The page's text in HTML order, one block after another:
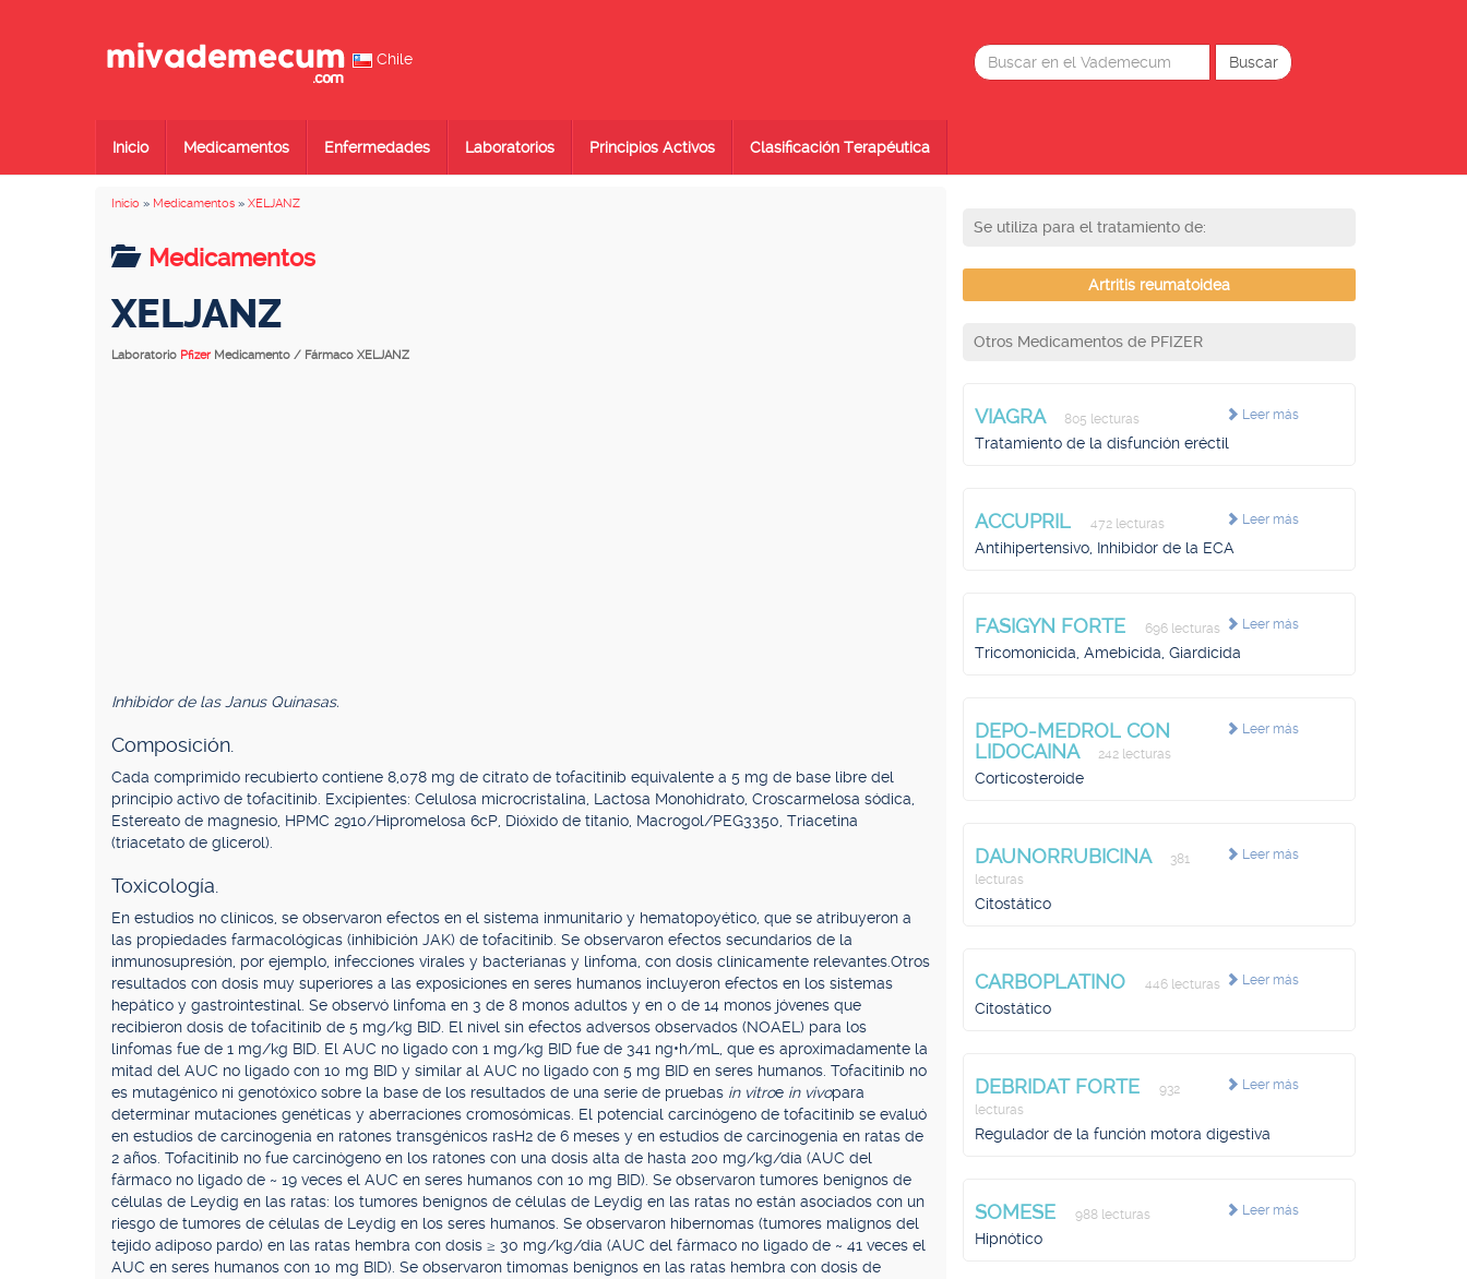
Chile
Inicio Medicamentos Enfermedades Laboratorios Principios Activos Clasificación Terapéutica
Inicio » Medicamentos » XELJANZ
Medicamentos
XELJANZ
Laboratorio Pfizer Medicamento / Fármaco XELJANZ
Inhibidor de las Janus Quinasas.
Composición.
Cada comprimido recubierto contiene 8,078 mg de citrato de tofacitinib equivalente a 5 mg de base libre del
principio activo de tofacitinib. Excipientes: Celulosa microcristalina, Lactosa Monohidrato, Croscarmelosa sódica,
Estereato de magnesio, HPMC 2910/Hipromelosa 6cP, Dióxido de titanio, Macrogol/PEG3350, Triacetina
(triacetato de glicerol).
Toxicología.
En estudios no clínicos, se observaron efectos en el sistema inmunitario y hematopoyético, que se atribuyeron a
las propiedades farmacológicas (inhibición JAK) de tofacitinib. Se observaron efectos secundarios de la
inmunosupresión, por ejemplo, infecciones virales y bacterianas y linfoma, con dosis clínicamente relevantes.Otros
resultados con dosis muy superiores a las exposiciones en seres humanos incluyeron efectos en los sistemas
hepático y gastrointestinal. Se observó linfoma en 3 de 8 monos adultos y en 0 de 14 monos jóvenes que
recibieron dosis de tofacitinib de 5 mg/kg BID. El nivel sin efectos adversos observados (NOAEL) para los
linfomas fue de 1 mg/kg BID. El AUC no ligado con 1 mg/kg BID fue de 341 ng•h/mL, que es aproximadamente la
mitad del AUC no ligado con 10 mg BID y similar al AUC no ligado con 5 mg BID en seres humanos. Tofacitinib no
es mutagénico ni genotóxico sobre la base de los resultados de una serie de pruebas in vitroe in vivopara
determinar mutaciones genéticas y aberraciones cromosómicas. El potencial carcinógeno de tofacitinib se evaluó
en estudios de carcinogenia en ratones transgénicos rasH2 de 6 meses y en estudios de carcinogenia en ratas de
2 años. Tofacitinib no fue carcinógeno en los ratones con una dosis alta de hasta 200 mg/kg/día (AUC del
fármaco no ligado de ~ 19 veces el AUC en seres humanos con 10 mg BID). Se observaron tumores benignos de
células de Leydig en las ratas: los tumores benignos de células de Leydig en las ratas no están asociados con un
riesgo de tumores de células de Leydig en los seres humanos. Se observaron hibernomas (tumores malignos del
tejido adiposo pardo) en las ratas hembra con dosis ≥ 30 mg/kg/día (AUC del fármaco no ligado de ~ 41 veces el
AUC en seres humanos con 10 mg BID). Se observaron timomas benignos en las ratas hembra con dosis de
Se utiliza para el tratamiento de:
Artritis reumatoidea
Otros Medicamentos de PFIZER
Leer más
VIAGRA 805 lecturas
Tratamiento de la disfunción eréctil
Leer más
ACCUPRIL 472 lecturas
Antihipertensivo, Inhibidor de la ECA
Leer más
FASIGYN FORTE 696 lecturas
Tricomonicida, Amebicida, Giardicida
Leer más
DEPO-MEDROL CON
LIDOCAINA
242 lecturas
Corticosteroide
Leer más
DAUNORRUBICINA
381
lecturas
Citostático
Leer más
CARBOPLATINO 446 lecturas
Citostático
Leer más
DEBRIDAT FORTE
932
lecturas
Regulador de la función motora digestiva
Leer más
SOMESE 988 lecturas
Hipnótico